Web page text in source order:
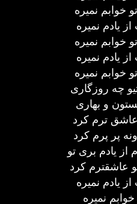
خوابم نمیره
یادم نمیره
خوابم نمیره
یادم نمیره
خوابم نمیره
چه روزگاری
و بهاری
ترم کرد
پر پرم کرد
یادم بری تو
عاشقترم کرد
یادم نمیره
خوابم نمیره